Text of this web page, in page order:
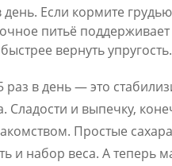
Если кормите
питьё
вернуть упругость.
в день — это
Сладости и выпечку,
Простые
и набор веса. А теперь